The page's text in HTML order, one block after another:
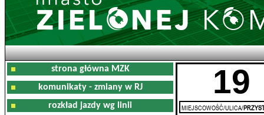
strona główna MZK
komunikaty - zmiany w RJ
rozkład jazdy wg linii
19
MIEJSCOWOŚĆ/ULICA/